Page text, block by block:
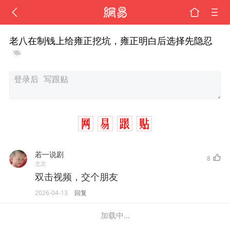
老八在制钱上给雍正挖坑，雍正明白后选择先隐忍
若一说剧
北京
8
双击视频，交个朋友
2026-04-13 回复
加载中...